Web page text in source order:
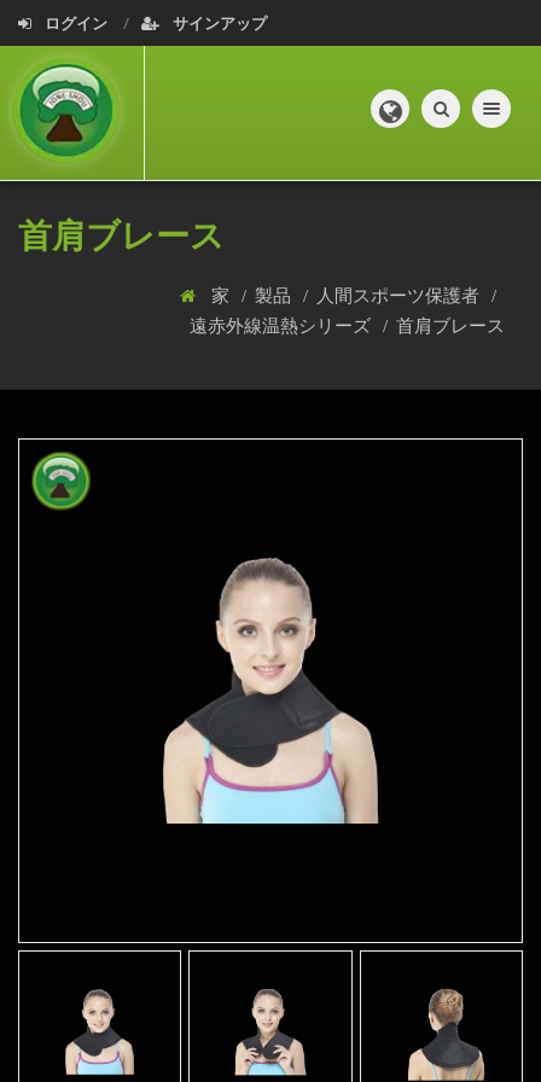
ログイン サインアップ
Toggle
首肩ブレース
家 製品
人間スポーツ保護者
遠赤外線温熱シリーズ
首肩ブレース